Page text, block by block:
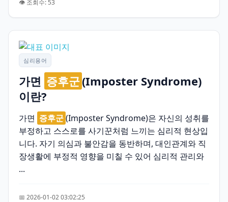
👁️ 조회수: 53
심리용어
가면 증후군(Imposter Syndrome)
이란?
가면 증후군(Imposter Syndrome)은 자신의 성취를
부정하고 스스로를 사기꾼처럼 느끼는 심리적 현상입
니다. 자기 의심과 불안감을 동반하며, 대인관계와 직
장생활에 부정적 영향을 미칠 수 있어 심리적 관리와
...
📅 2026-01-02 03:02:25